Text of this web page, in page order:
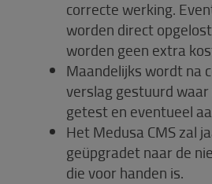
correcte werking.
worden direct
worden geen extra
Maandelijks wordt na
verslag gestuurd
getest en eventueel
Het Medusa CMS zal
geüpgradet naar de
die voor handen is.